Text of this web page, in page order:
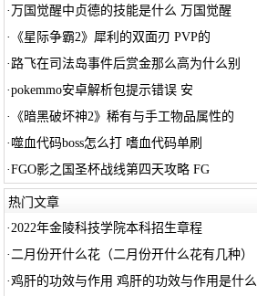
· 万国觉醒中贞德的技能是什么 万国觉醒
· 《星际争霸2》犀利的双面刃 PVP的
· 路飞在司法岛事件后赏金那么高为什么别
·pokemmo安卓解析包提示错误 安
· 《暗黑破坏神2》稀有与手工物品属性的
· 噬血代码boss怎么打 嗜血代码单刷
·FGO影之国圣杯战线第四天攻略 FG
热门文章
·2022年金陵科技学院本科招生章程
·二月份开什么花（二月份开什么花有几种）
·鸡肝的功效与作用 鸡肝的功效与作用是什么